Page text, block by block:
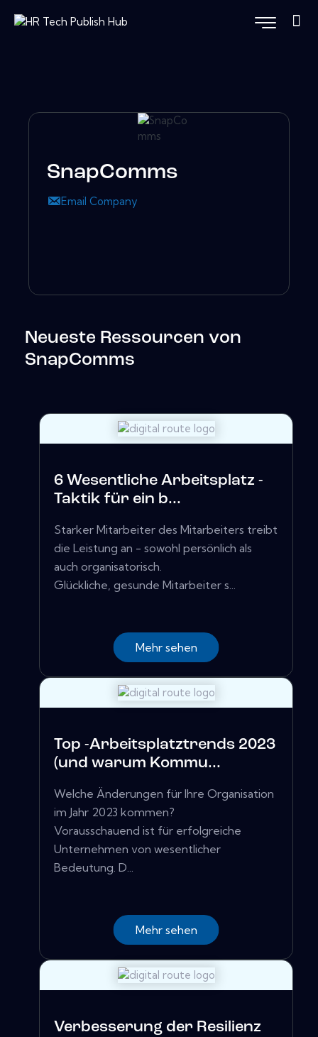
SnapComms
Email Company
Neueste Ressourcen von
SnapComms
6 Wesentliche Arbeitsplatz -
Taktik für ein b...
Starker Mitarbeiter des Mitarbeiters treibt
die Leistung an - sowohl persönlich als
auch organisatorisch.
Glückliche, gesunde Mitarbeiter s...
Mehr sehen
Top -Arbeitsplatztrends 2023
(und warum Kommu...
Welche Änderungen für Ihre Organisation
im Jahr 2023 kommen?
Vorausschauend ist für erfolgreiche
Unternehmen von wesentlicher
Bedeutung. D...
Mehr sehen
Verbesserung der Resilienz